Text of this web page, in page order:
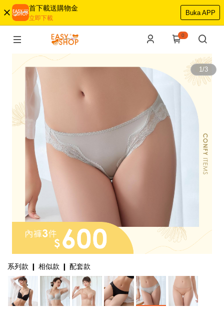
首下載送購物金
立即下載
Buka APP
0
1/3
系列款 ❙ 相似款 ❙ 配套款